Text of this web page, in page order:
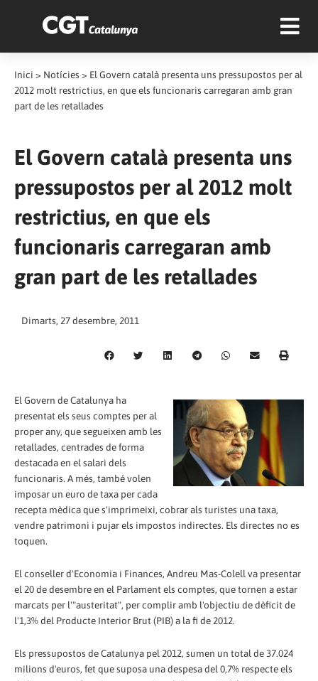
Inici > Notícies > El Govern català presenta uns pressupostos per al
2012 molt restrictius, en que els funcionaris carregaran amb gran
part de les retallades
El Govern català presenta uns
pressupostos per al 2012 molt
restrictius, en que els
funcionaris carregaran amb
gran part de les retallades
Dimarts, 27 desembre, 2011
El Govern de Catalunya ha
presentat els seus comptes per al
proper any, que segueixen amb les
retallades, centrades de forma
destacada en el salari dels
funcionaris. A més, també volen
imposar un euro de taxa per cada
recepta mèdica que s'imprimeixi, cobrar als turistes una taxa,
vendre patrimoni i pujar els impostos indirectes. Els directes no es
toquen.
El conseller d'Economia i Finances, Andreu Mas-Colell va presentar
el 20 de desembre en el Parlament els comptes, que tornen a estar
marcats per l'"austeritat", per complir amb l'objectiu de dèficit de
l'1,3% del Producte Interior Brut (PIB) a la fi de 2012.
Els pressupostos de Catalunya pel 2012, sumen un total de 37.024
milions d'euros, fet que suposa una despesa del 0,7% respecte els